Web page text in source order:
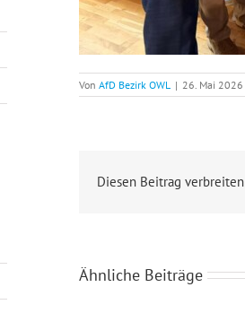
VonAfD Bezirk OWL | 26. Mai 2026
Diesen Beitrag verbreiten
Ähnliche Beiträge